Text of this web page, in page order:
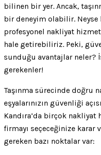
bilinen bir yer. Ancak,
bir deneyim olabilir. Neyse
profesyonel nakliyat
hale getirebiliriz. Peki,
sunduğu avantajlar neler?
gerekenler!
Taşınma sürecinde doğru
eşyalarınızın güvenliği
Kandıra’da birçok
firmayı seçeceğinize karar
gereken bazı noktalar var: